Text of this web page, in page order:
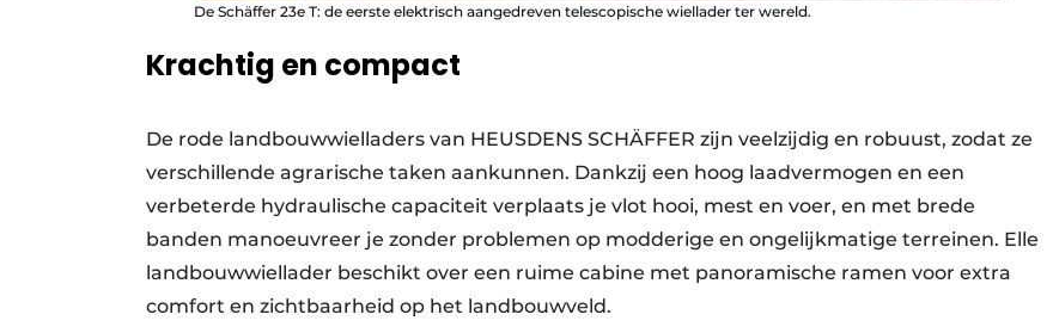
De Schäffer 23e T: de eerste elektrisch aangedreven telescopische wiellader ter wereld.
Krachtig en compact
De rode landbouwwielladers van HEUSDENS SCHÄFFER zijn veelzijdig en robuust, zodat ze
verschillende agrarische taken aankunnen. Dankzij een hoog laadvermogen en een
verbeterde hydraulische capaciteit verplaats je vlot hooi, mest en voer, en met brede
banden manoeuvreer je zonder problemen op modderige en ongelijkmatige terreinen. Elle
landbouwwiellader beschikt over een ruime cabine met panoramische ramen voor extra
comfort en zichtbaarheid op het landbouwveld.